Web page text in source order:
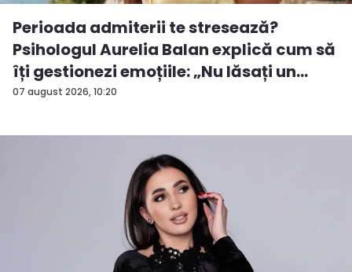
07 august 2026, 10:20
Perioada admiterii te stresează?
Psihologul Aurelia Balan explică cum să
îți gestionezi emoțiile: „Nu lăsați un
rezu...